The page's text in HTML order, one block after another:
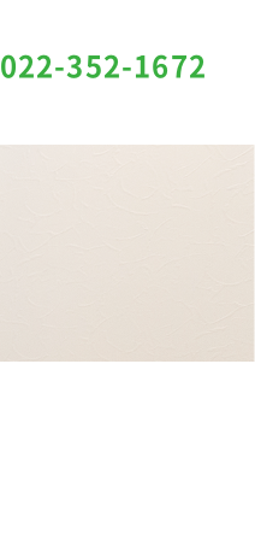
022-352-1672